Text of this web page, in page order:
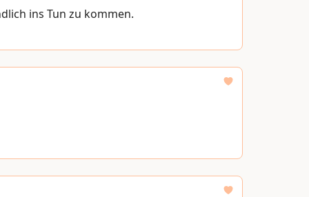
ins Tun zu kommen.